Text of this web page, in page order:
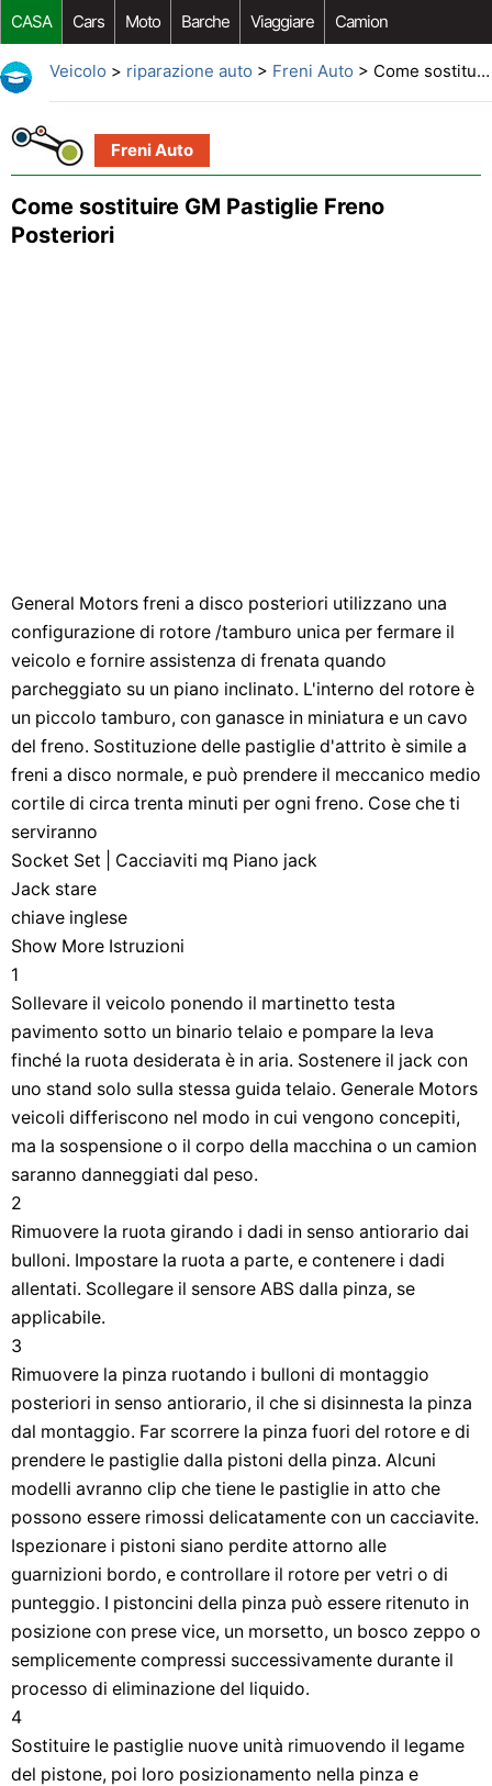
CASA Cars Moto Barche Viaggiare Camion
Riparazione Auto Acquisto Auto Car Opzioni Aftermarket
Veicolo > riparazione auto > Freni Auto > Come sostituire GM Pastiglie Freno Posteriori
Freni Auto
Come sostituire GM Pastiglie Freno
Posteriori
General Motors freni a disco posteriori utilizzano una
configurazione di rotore /tamburo unica per fermare il
veicolo e fornire assistenza di frenata quando
parcheggiato su un piano inclinato. L'interno del rotore è
un piccolo tamburo, con ganasce in miniatura e un cavo
del freno. Sostituzione delle pastiglie d'attrito è simile a
freni a disco normale, e può prendere il meccanico medio
cortile di circa trenta minuti per ogni freno. Cose che ti
serviranno
Socket Set | Cacciaviti mq Piano jack
Jack stare
chiave inglese
Show More Istruzioni
1
Sollevare il veicolo ponendo il martinetto testa
pavimento sotto un binario telaio e pompare la leva
finché la ruota desiderata è in aria. Sostenere il jack con
uno stand solo sulla stessa guida telaio. Generale Motors
veicoli differiscono nel modo in cui vengono concepiti,
ma la sospensione o il corpo della macchina o un camion
saranno danneggiati dal peso.
2
Rimuovere la ruota girando i dadi in senso antiorario dai
bulloni. Impostare la ruota a parte, e contenere i dadi
allentati. Scollegare il sensore ABS dalla pinza, se
applicabile.
3
Rimuovere la pinza ruotando i bulloni di montaggio
posteriori in senso antiorario, il che si disinnesta la pinza
dal montaggio. Far scorrere la pinza fuori del rotore e di
prendere le pastiglie dalla pistoni della pinza. Alcuni
modelli avranno clip che tiene le pastiglie in atto che
possono essere rimossi delicatamente con un cacciavite.
Ispezionare i pistoni siano perdite attorno alle
guarnizioni bordo, e controllare il rotore per vetri o di
punteggio. I pistoncini della pinza può essere ritenuto in
posizione con prese vice, un morsetto, un bosco zeppo o
semplicemente compressi successivamente durante il
processo di eliminazione del liquido.
4
Sostituire le pastiglie nuove unità rimuovendo il legame
del pistone, poi loro posizionamento nella pinza e